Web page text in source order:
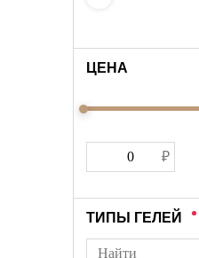
ЦЕНА
ТИПЫ ГЕЛЕЙ